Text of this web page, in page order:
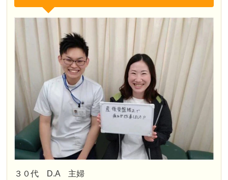
３０代 D.A 主婦